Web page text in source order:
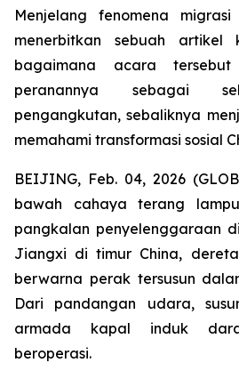
Menjelang fenomena
menerbitkan sebuah artikel
bagaimana acara
peranannya sebagai
pengangkutan, sebaliknya
memahami transformasi sosial
BEIJING, Feb. 04, 2026
bawah cahaya terang
pangkalan penyelenggaraan
Jiangxi di timur China,
berwarna perak tersusun
Dari pandangan udara,
armada kapal induk
beroperasi.